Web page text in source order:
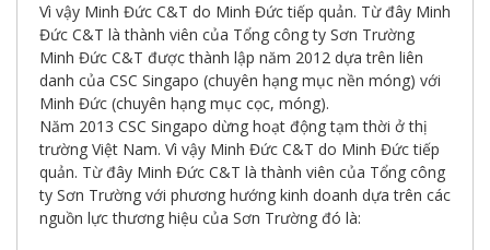
Vì vậy Minh Đức C&T do Minh Đức tiếp quản. Từ đây Minh
Đức C&T là thành viên của Tổng công ty Sơn Trường
Minh Đức C&T được thành lập năm 2012 dựa trên liên
danh của CSC Singapo (chuyên hạng mục nền móng) với
Minh Đức (chuyên hạng mục cọc, móng).
Năm 2013 CSC Singapo dừng hoạt động tạm thời ở thị
trường Việt Nam. Vì vậy Minh Đức C&T do Minh Đức tiếp
quản. Từ đây Minh Đức C&T là thành viên của Tổng công
ty Sơn Trường với phương hướng kinh doanh dựa trên các
nguồn lực thương hiệu của Sơn Trường đó là: